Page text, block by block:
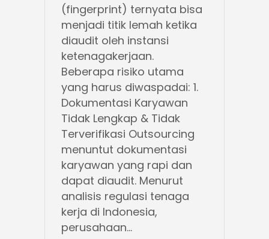
(fingerprint) ternyata bisa
menjadi titik lemah ketika
diaudit oleh instansi
ketenagakerjaan.
Beberapa risiko utama
yang harus diwaspadai: 1.
Dokumentasi Karyawan
Tidak Lengkap & Tidak
Terverifikasi Outsourcing
menuntut dokumentasi
karyawan yang rapi dan
dapat diaudit. Menurut
analisis regulasi tenaga
kerja di Indonesia,
perusahaan...